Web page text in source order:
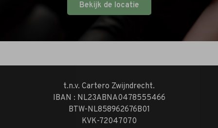
Bekijk de locatie
t.n.v. Cartero Zwijndrecht.
IBAN : NL23ABNA0478555466
BTW-NL858962676B01
KVK-72047070